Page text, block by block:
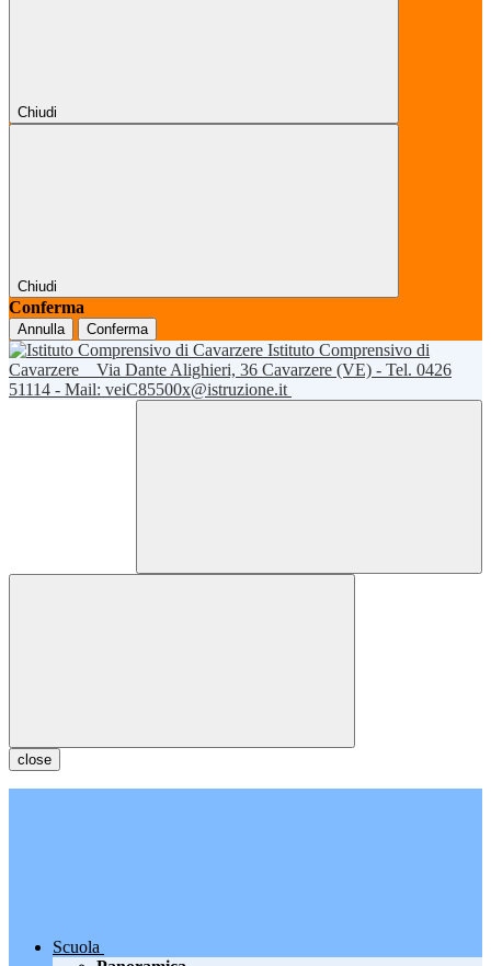
Chiudi
Chiudi
Conferma
Annulla Conferma
Istituto Comprensivo di
Cavarzere
Via Dante Alighieri, 36 Cavarzere (VE) - Tel. 0426
51114 - Mail: veiC85500x@istruzione.it
close
Scuola